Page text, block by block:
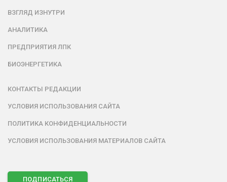
ВЗГЛЯД ИЗНУТРИ
АНАЛИТИКА
ПРЕДПРИЯТИЯ ЛПК
БИОЭНЕРГЕТИКА
КОНТАКТЫ РЕДАКЦИИ
УСЛОВИЯ ИСПОЛЬЗОВАНИЯ САЙТА
ПОЛИТИКА КОНФИДЕНЦИАЛЬНОСТИ
УСЛОВИЯ ИСПОЛЬЗОВАНИЯ МАТЕРИАЛОВ САЙТА
ПОДПИСАТЬСЯ